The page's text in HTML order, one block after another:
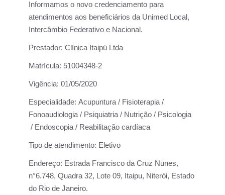
Informamos o novo credenciamento para
atendimentos aos beneficiários da Unimed Local,
Intercâmbio Federativo e Nacional.
Prestador: Clínica Itaipú Ltda
Matrícula: 51004348-2
Vigência: 01/05/2020
Especialidade: Acupuntura / Fisioterapia /
Fonoaudiologia / Psiquiatria / Nutrição / Psicologia
/ Endoscopia / Reabilitação cardíaca
Tipo de atendimento: Eletivo
Endereço: Estrada Francisco da Cruz Nunes,
n°6.748, Quadra 32, Lote 09, Itaipu, Niterói, Estado
do Rio de Janeiro.